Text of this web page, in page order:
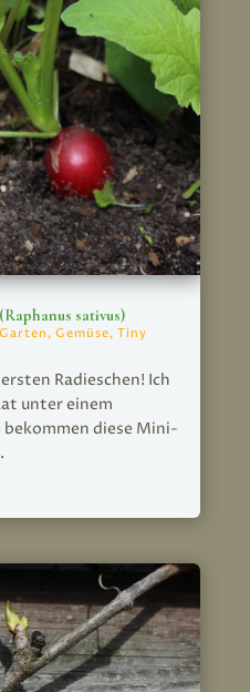
sativus)
Garten , Gemüse, Tiny
Radieschen! Ich
unter einem
diese Mini-